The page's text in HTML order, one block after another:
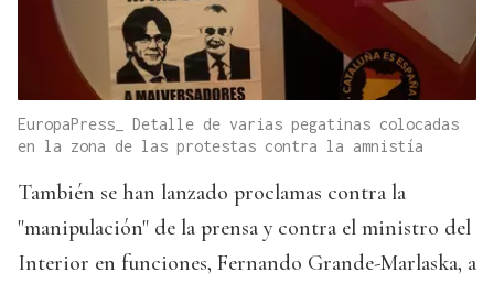
EuropaPress_ Detalle de varias pegatinas colocadas
en la zona de las protestas contra la amnistía
También se han lanzado proclamas contra la
"manipulación" de la prensa y contra el ministro del
Interior en funciones, Fernando Grande-Marlaska, a